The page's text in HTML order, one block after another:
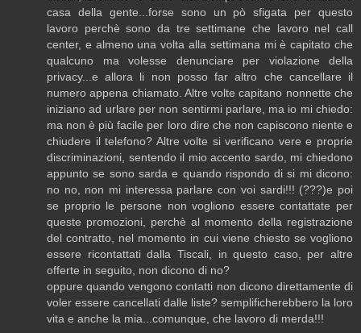
casa della gente...forse sono un pò sfigata per questo
lavoro perchè sono da tre settimane che lavoro nel call
center, e almeno una volta alla settimana mi è capitato che
qualcuno ma volesse denunciare per violazione della
privacy...e allora li non posso far altro che cancellare il
numero appena chiamato. Altre volte capitano nonnette che
iniziano ad urlare per non sentirmi parlare, ma io mi chiedo:
ma non è più facile per loro dire che non capiscono niente e
chiudere il telefono? Altre volte si verificano vere e proprie
discriminazioni, sentendo il mio accento sardo, mi chiedono
appunto se sono sarda e quando rispondo di si mi dicono:
no no, non mi interessa parlare con voi sardi!!! (???)e poi
se proprio le persone non vogliono essere contattate per
queste promozioni, perchè al momento della registrazione
del contratto, nel momento in cui viene chiesto se vogliono
essere ricontattati dalla Tiscali, in questo caso, per altre
offerte in seguito, non dicono di no?
oppure quando vengono contatti non dicono direttamente di
voler essere cancellati dalle liste? semplificherebbero la loro
vita e anche la mia...comunque, che lavoro di merda!!!